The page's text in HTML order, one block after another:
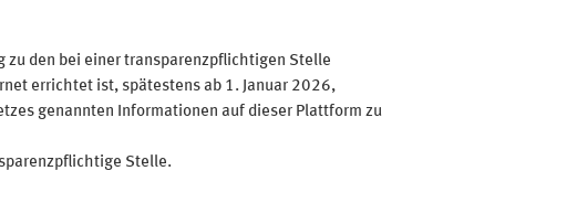
zu den bei einer transparenzpflichtigen Stelle
errichtet ist, spätestens ab 1. Januar 2026,
genannten Informationen auf dieser Plattform zu
Stelle.